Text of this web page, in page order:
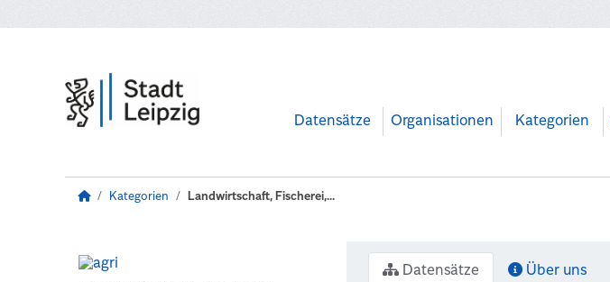
Datensätze Organisationen Kategorien
Kategorien Landwirtschaft, Fischerei,...
Datensätze Über uns